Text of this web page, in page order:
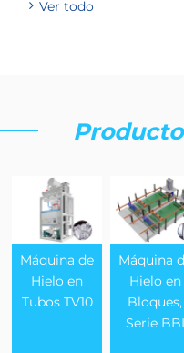
Ver todo
Máquina de
Hielo en
Tubos TV10
Máquina
Hielo en
Bloques,
Serie BBI